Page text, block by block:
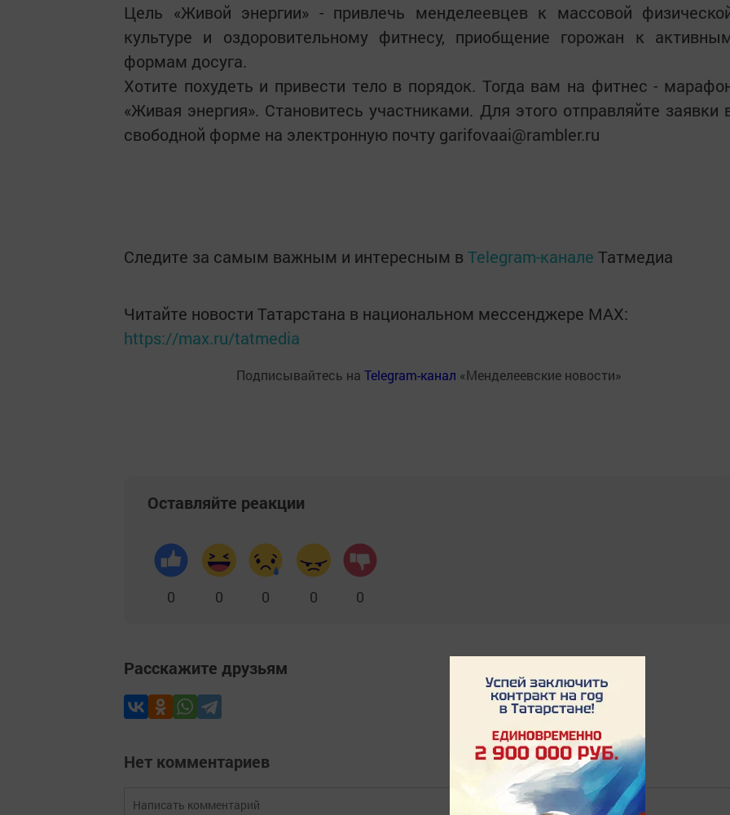
Цель «Живой энергии» - привлечь менделеевцев к массовой
культуре и оздоровительному фитнесу, приобщение горожан к
формам досуга.
Хотите похудеть и привести тело в порядок. Тогда вам на фитнес -
«Живая энергия». Становитесь участниками. Для этого отправляйте заявки
свободной форме на электронную почту garifovaai@rambler.ru
Следите за самым важным и интересным в Telegram-канале Татмедиа
Читайте новости Татарстана в национальном мессенджере MАХ:
https://max.ru/tatmedia
Подписывайтесь на Telegram-канал «Менделеевские новости»
Оставляйте реакции
0 0 0 0 0
Расскажите друзьям
Нет комментариев